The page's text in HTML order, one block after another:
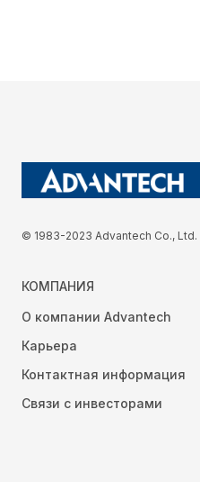
© 1983-2023 Advantech Co., Ltd.
КОМПАНИЯ
О компании Advantech
Карьера
Контактная информация
Связи с инвесторами